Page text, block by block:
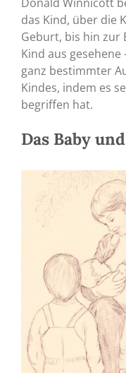
Donald Winnicott
das Kind, über die
Geburt, bis hin zur
Kind aus
ganz bestimmter
Kindes, indem es
begriffen hat.
Das Baby